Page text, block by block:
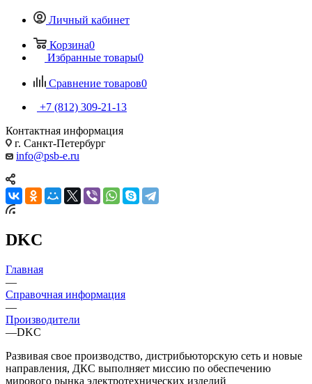
Личный кабинет
Корзина0
Избранные товары0
Сравнение товаров0
+7 (812) 309-21-13
Контактная информация
г. Санкт-Петербург
info@psb-e.ru
DKC
Главная
—
Справочная информация
—
Производители
—DKC
Развивая свое производство, дистрибьюторскую сеть и новые
направления, ДКС выполняет миссию по обеспечению
мирового рынка электротехнических изделий